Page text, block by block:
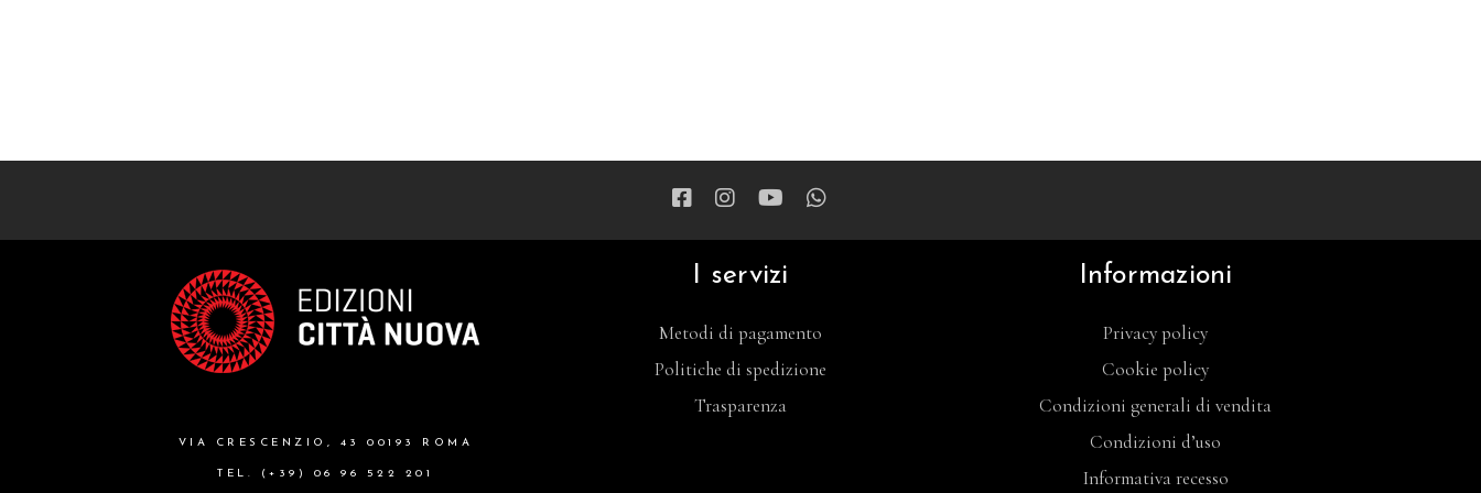
VIA CRESCENZIO, 43 00193 ROMA
TEL. (+39) 06 96 522 201
I servizi
Metodi di pagamento
Politiche di spedizione
Trasparenza
Informazioni
Privacy policy
Cookie policy
Condizioni generali di vendita
Condizioni d’uso
Informativa recesso